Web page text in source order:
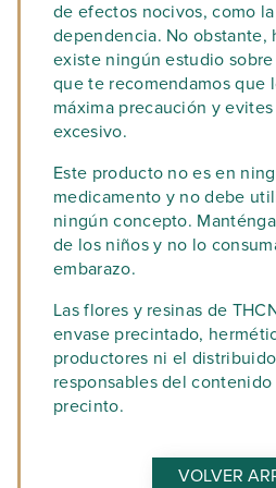
de efectos nocivos, como
dependencia. No obstante,
existe ningún estudio
que te recomendamos que
máxima precaución y
excesivo.
Este producto no es en
medicamento y no debe
ningún concepto.
de los niños y no lo
embarazo.
Las flores y resinas de
envase precintado,
productores ni el
responsables del
precinto.
VOLVER